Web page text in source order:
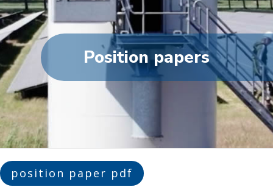
Position papers
position paper pdf